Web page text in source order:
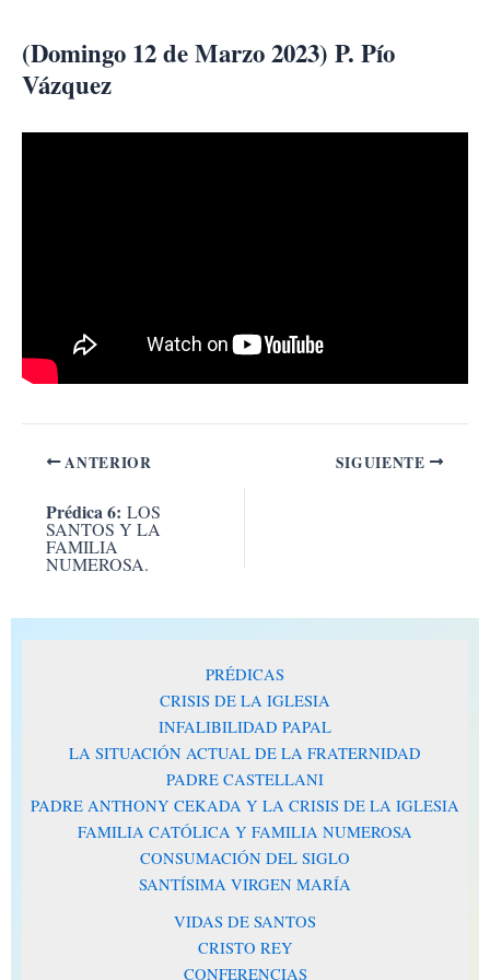
contenido
(Domingo 12 de Marzo 2023) P. Pío
Vázquez
ANTERIOR
Prédica 6: LOS
SANTOS Y LA
FAMILIA
NUMEROSA.
SIGUIENTE
PRÉDICAS
CRISIS DE LA IGLESIA
INFALIBILIDAD PAPAL
LA SITUACIÓN ACTUAL DE LA FRATERNIDAD
PADRE CASTELLANI
PADRE ANTHONY CEKADA Y LA CRISIS DE LA IGLESIA
FAMILIA CATÓLICA Y FAMILIA NUMEROSA
CONSUMACIÓN DEL SIGLO
SANTÍSIMA VIRGEN MARÍA
VIDAS DE SANTOS
CRISTO REY
CONFERENCIAS